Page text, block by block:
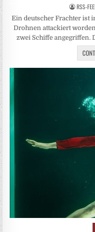
RSS-
Ein deutscher Frachter ist
Drohnen attackiert
zwei Schiffe angegriffen.